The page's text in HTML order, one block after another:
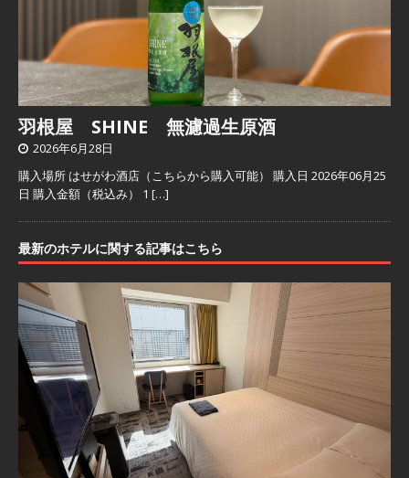
羽根屋 SHINE 無濾過生原酒
2026年6月28日
購入場所 はせがわ酒店（こちらから購入可能） 購入日 2026年06月25
日 購入金額（税込み） 1 […]
最新のホテルに関する記事はこちら